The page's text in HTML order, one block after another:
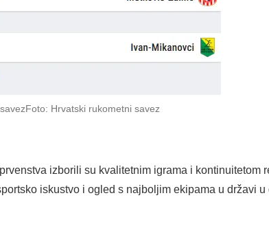
Hrvatski rukometni savez
izborili su kvalitetnim igrama i kontinuitetom
iskustvo i ogled s najboljim ekipama u državi u